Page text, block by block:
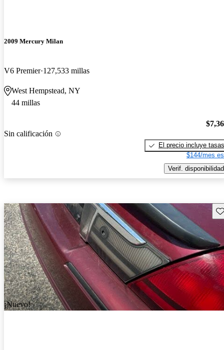
2009 Mercury Milan
V6 Premier 127,533 millas
West Hempstead, NY
44 millas
Sin calificación
El precio incluye tasas
$144/mes
Verif. disponibilidad
¡Nuevo!